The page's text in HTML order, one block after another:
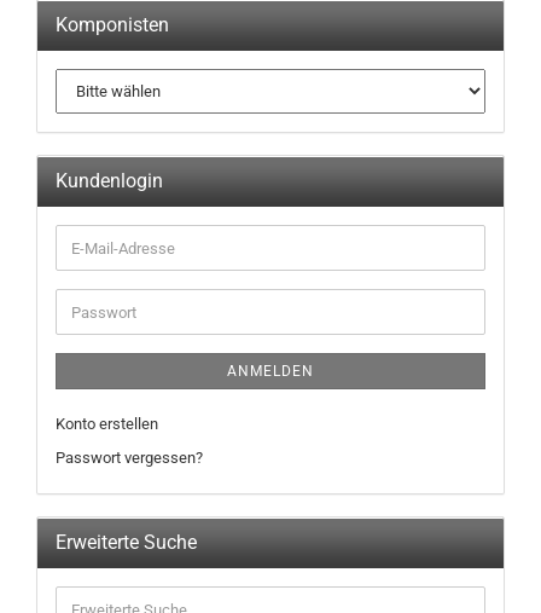
Komponisten
Kundenlogin
ANMELDEN
Konto erstellen
Passwort vergessen?
Erweiterte Suche